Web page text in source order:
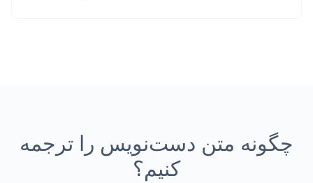
چگونه متن دست‌نویس را ترجمه
کنیم؟